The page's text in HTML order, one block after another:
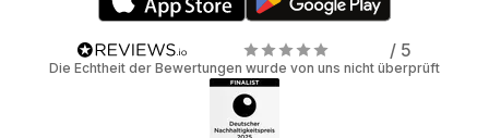
/ 5
Die Echtheit der Bewertungen wurde von uns nicht überprüft